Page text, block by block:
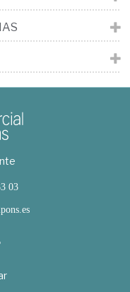
03